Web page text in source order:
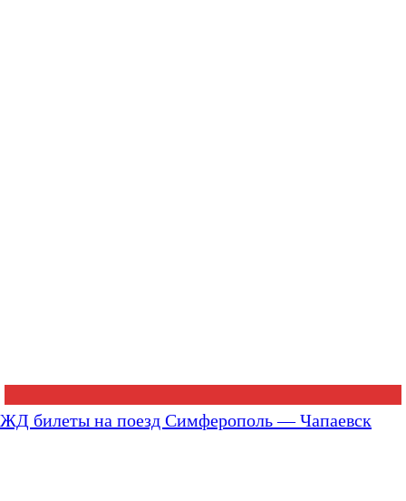
ЖД билеты на поезд Симферополь — Чапаевск